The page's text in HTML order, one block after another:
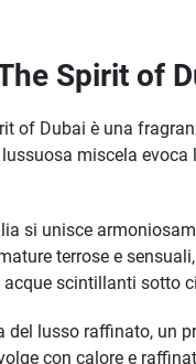
Spirit of
of Dubai è una
lussuosa miscela
si unisce
terrose e
scintillanti sotto
del lusso raffinato,
con calore e